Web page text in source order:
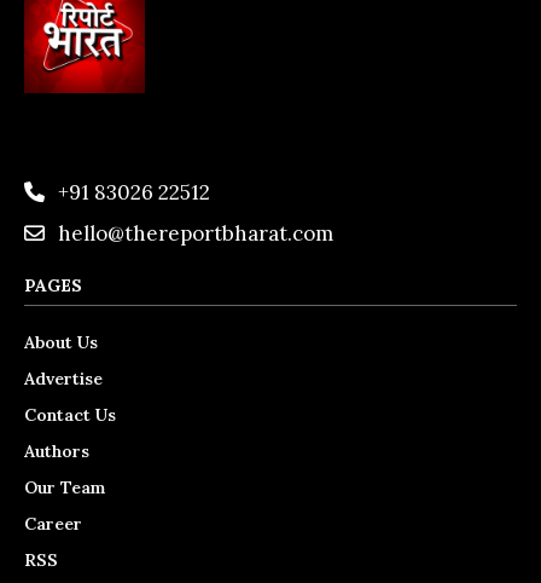
+91 83026 22512
hello@thereportbharat.com
PAGES
About Us
Advertise
Contact Us
Authors
Our Team
Career
RSS